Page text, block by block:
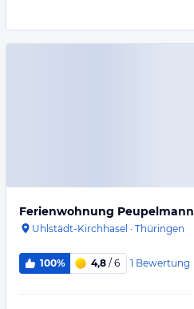
Ferienwohnung Peupelmann
Uhlstädt-Kirchhasel · Thüringen
100% 4,8 / 6 1 Bewertung